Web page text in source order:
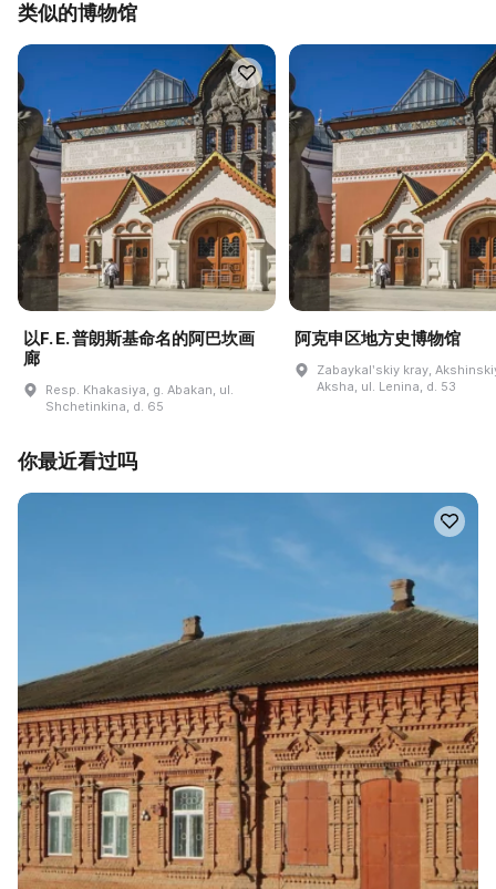
类似的博物馆
以F. E. 普朗斯基命名的阿巴坎画
廊
Resp. Khakasiya, g. Abakan, ul.
Shchetinkina, d. 65
阿克申区地方史博物馆
Zabaykalʹskiy kray,
Aksha, ul. Lenina, d. 53
你最近看过吗